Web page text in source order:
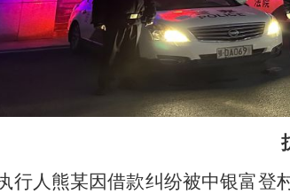
行人熊某因借款纠纷被中银富